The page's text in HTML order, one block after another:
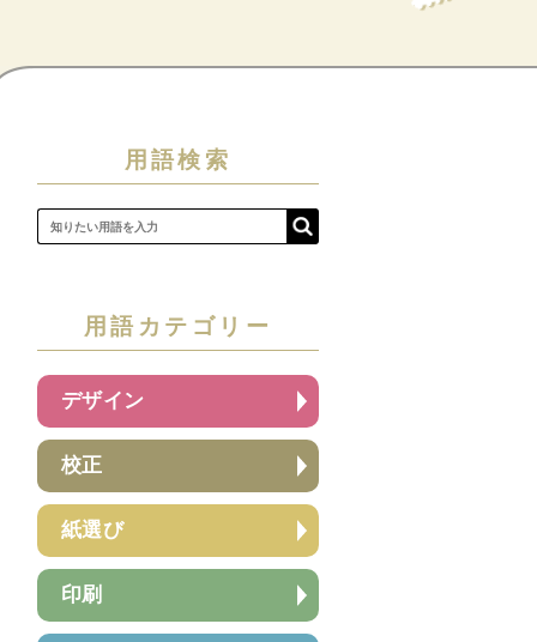
用語検索
用語カテゴリー
デザイン
校正
紙選び
印刷